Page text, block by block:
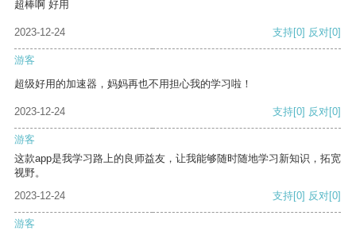
超棒啊 好用
2023-12-24 支持[0] 反对[0]
游客
超级好用的加速器，妈妈再也不用担心我的学习啦！
2023-12-24 支持[0] 反对[0]
游客
这款app是我学习路上的良师益友，让我能够随时随地学习新知识，拓宽
视野。
2023-12-24
支持[0] 反对[0]
游客